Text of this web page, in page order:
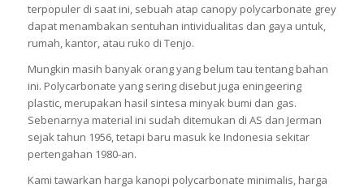
terpopuler di saat ini, sebuah atap canopy polycarbonate grey
dapat menambakan sentuhan intividualitas dan gaya untuk,
rumah, kantor, atau ruko di Tenjo.
Mungkin masih banyak orang yang belum tau tentang bahan
ini. Polycarbonate yang sering disebut juga eningeering
plastic, merupakan hasil sintesa minyak bumi dan gas.
Sebenarnya material ini sudah ditemukan di AS dan Jerman
sejak tahun 1956, tetapi baru masuk ke Indonesia sekitar
pertengahan 1980-an.
Kami tawarkan harga kanopi polycarbonate minimalis, harga